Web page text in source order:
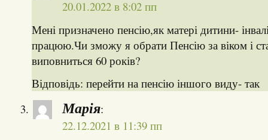
20.01.2022 в 8:02 пп
Мені призначено пенсію,як матері дитини-
працюю.Чи зможу я обрати Пенсію за віком і
виповниться 60 років?
Відповідь: перейти на пенсію іншого виду- так
Марія:
22.12.2021 в 11:39 пп